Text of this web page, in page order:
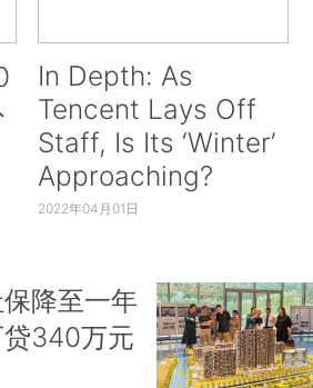
In Depth: As
Tencent Lays Off
Staff, Is Its ‘Winter’
Approaching?
2022年04月01日
降至一年
340万元